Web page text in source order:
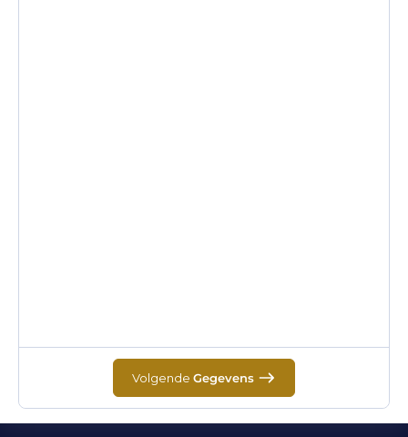
Volgende Gegevens